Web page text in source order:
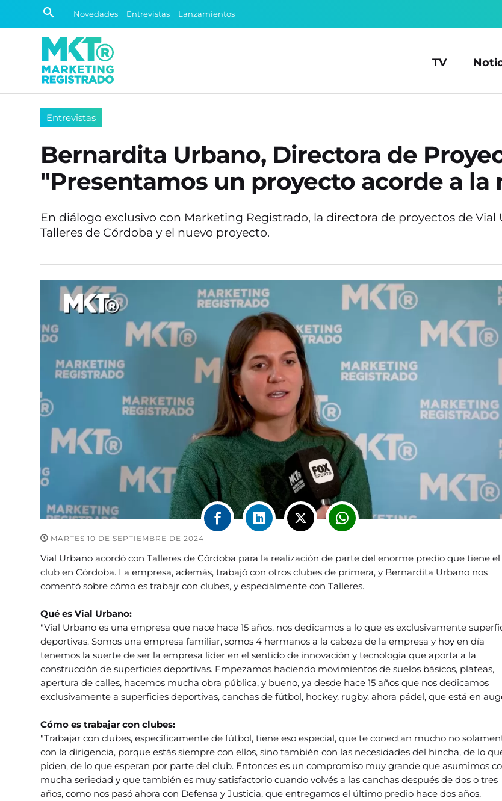
Novedades Entrevistas Lanzamientos
TV
Entrevistas
Bernardita Urbano, Directora de
"Presentamos un proyecto acorde a la
En diálogo exclusivo con Marketing Registrado, la directora de proyectos de
Talleres de Córdoba y el nuevo proyecto.
MARTES 10 DE SEPTIEMBRE DE 2024
Vial Urbano acordó con Talleres de Córdoba para la realización de parte del enorme predio que tiene el
club en Córdoba. La empresa, además, trabajó con otros clubes de primera, y Bernardita Urbano nos
comentó sobre cómo es trabajr con clubes, y especialmente con Talleres.
Qué es Vial Urbano:
"Vial Urbano es una empresa que nace hace 15 años, nos dedicamos a lo que es exclusivamente
deportivas. Somos una empresa familiar, somos 4 hermanos a la cabeza de la empresa y hoy en día
tenemos la suerte de ser la empresa líder en el sentido de innovación y tecnología que aporta a la
construcción de superficies deportivas. Empezamos haciendo movimientos de suelos básicos, plateas,
apertura de calles, hacemos mucha obra pública, y bueno, ya desde hace 15 años que nos dedicamos
exclusivamente a superficies deportivas, canchas de fútbol, hockey, rugby, ahora pádel, que está en
Cómo es trabajar con clubes:
"Trabajar con clubes, específicamente de fútbol, tiene eso especial, que te conectan mucho no
con la dirigencia, porque estás siempre con ellos, sino también con las necesidades del hincha, de lo
piden, de lo que esperan por parte del club. Entonces es un compromiso muy grande que asumimos
mucha seriedad y que también es muy satisfactorio cuando volvés a las canchas después de dos o tres
años, como nos pasó ahora con Defensa y Justicia, que entregamos el último predio hace dos años,